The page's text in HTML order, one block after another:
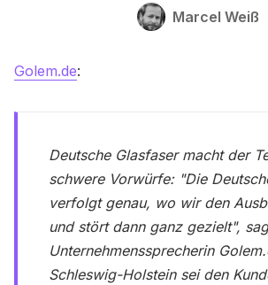
Marcel Weiß
Golem.de:
Deutsche Glasfaser macht der
schwere Vorwürfe: "Die
verfolgt genau, wo wir den
und stört dann ganz gezielt",
Unternehmenssprecherin
Schleswig-Holstein sei den